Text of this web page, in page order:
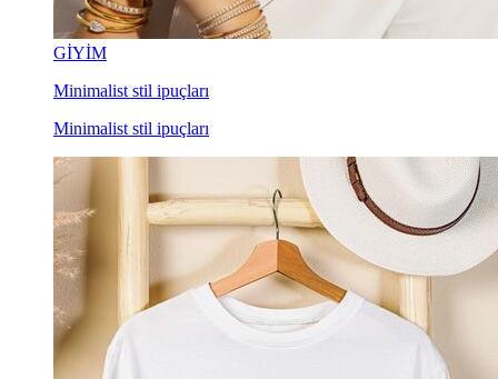
GİYİM
Minimalist stil ipuçları
Minimalist stil ipuçları